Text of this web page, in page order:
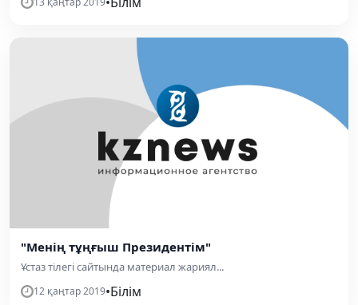
"Менің тұңғыш Президентім"
Ұстаз тілегі сайтында материал жариял...
12 қаңтар 2019•Білім